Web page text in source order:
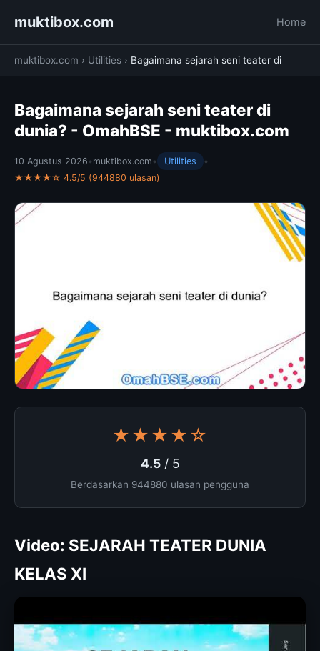
muktibox.com Home
muktibox.com › Utilities › Bagaimana sejarah seni teater di
Bagaimana sejarah seni teater di
dunia? - OmahBSE - muktibox.com
10 Agustus 2026 • muktibox.com • Utilities
•
★★★★☆ 4.5/5 (944880 ulasan)
★★★★☆
4.5/ 5
Berdasarkan 944880 ulasan pengguna
Video: SEJARAH TEATER DUNIA
KELAS XI